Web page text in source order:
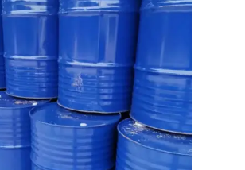
产品中心